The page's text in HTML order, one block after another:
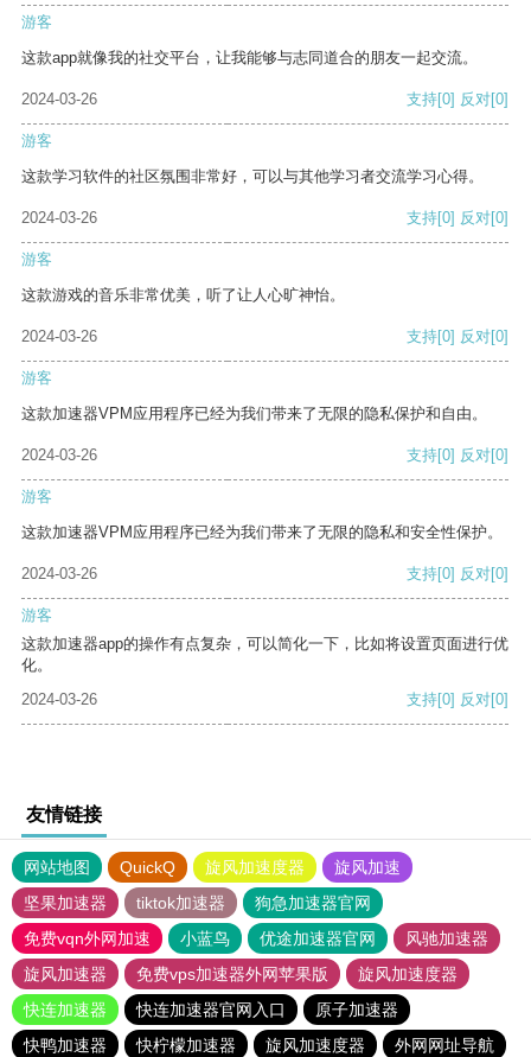
游客
这款app就像我的社交平台，让我能够与志同道合的朋友一起交流。
2024-03-26 支持[0] 反对[0]
游客
这款学习软件的社区氛围非常好，可以与其他学习者交流学习心得。
2024-03-26 支持[0] 反对[0]
游客
这款游戏的音乐非常优美，听了让人心旷神怡。
2024-03-26 支持[0] 反对[0]
游客
这款加速器VPM应用程序已经为我们带来了无限的隐私保护和自由。
2024-03-26 支持[0] 反对[0]
游客
这款加速器VPM应用程序已经为我们带来了无限的隐私和安全性保护。
2024-03-26 支持[0] 反对[0]
游客
这款加速器app的操作有点复杂，可以简化一下，比如将设置页面进行优
化。
2024-03-26
支持[0] 反对[0]
友情链接
网站地图 QuickQ 旋风加速度器
旋风加速
坚果加速器
tiktok加速器
狗急加速器官网
免费vqn外网加速
小蓝鸟 优途加速器官网
风驰加速器
旋风加速器
免费vps加速器外网苹果版
旋风加速度器
快连加速器
快连加速器官网入口
原子加速器
快鸭加速器
快柠檬加速器 旋风加速度器
外网网址导航